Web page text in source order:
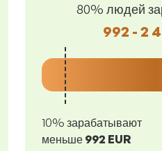
80% людей
992 - 2
10% зарабатывают
меньше 992 EUR